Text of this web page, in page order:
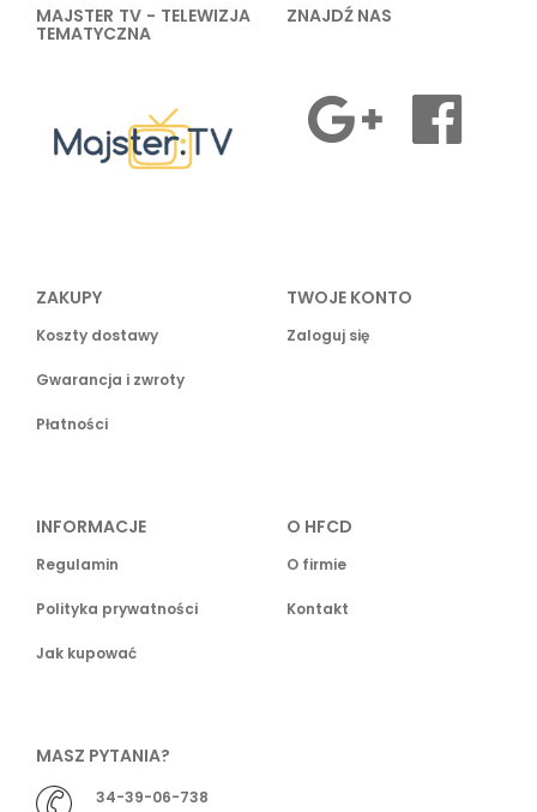
MAJSTER TV - TELEWIZJA
TEMATYCZNA
ZNAJDŹ NAS
ZAKUPY
Koszty dostawy
Gwarancja i zwroty
Płatności
TWOJE KONTO
Zaloguj się
INFORMACJE
Regulamin
Polityka prywatności
Jak kupować
O HFCD
O firmie
Kontakt
MASZ PYTANIA?
34-39-06-738